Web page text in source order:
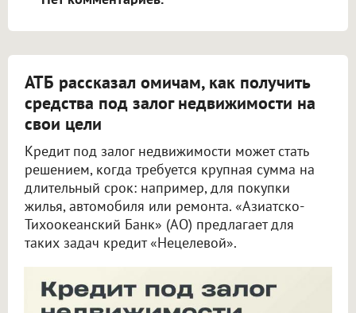
АТБ рассказал омичам, как получить
средства под залог недвижимости на
свои цели
Кредит под залог недвижимости может стать
решением, когда требуется крупная сумма на
длительный срок: например, для покупки
жилья, автомобиля или ремонта. «Азиатско-
Тихоокеанский Банк» (АО) предлагает для
таких задач кредит «Нецелевой».